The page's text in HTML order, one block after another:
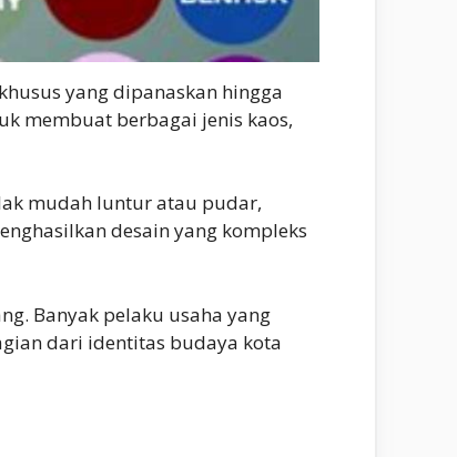
yang dipanaskan hingga
membuat berbagai jenis kaos,
mudah luntur atau pudar,
desain yang kompleks
Banyak pelaku usaha yang
dari identitas budaya kota